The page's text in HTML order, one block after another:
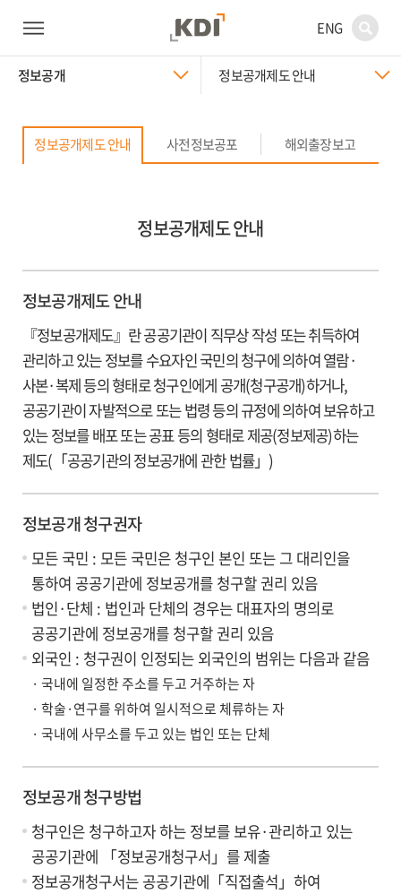
ENG
정보공개 정보공개제도 안내
정보공개제도 안내 사전정보공포 해외출장보고
정보공개제도 안내
정보공개제도 안내
『정보공개제도』란 공공기관이 직무상 작성 또는 취득하여
관리하고 있는 정보를 수요자인 국민의 청구에 의하여 열람·
사본·복제 등의 형태로 청구인에게 공개(청구공개)하거나,
공공기관이 자발적으로 또는 법령 등의 규정에 의하여 보유하고
있는 정보를 배포 또는 공표 등의 형태로 제공(정보제공)하는
제도(「공공기관의 정보공개에 관한 법률」)
정보공개 청구권자
모든 국민 : 모든 국민은 청구인 본인 또는 그 대리인을
통하여 공공기관에 정보공개를 청구할 권리 있음
법인·단체 : 법인과 단체의 경우는 대표자의 명의로
공공기관에 정보공개를 청구할 권리 있음
외국인 : 청구권이 인정되는 외국인의 범위는 다음과 같음
· 국내에 일정한 주소를 두고 거주하는 자
· 학술·연구를 위하여 일시적으로 체류하는 자
· 국내에 사무소를 두고 있는 법인 또는 단체
정보공개 청구방법
청구인은 청구하고자 하는 정보를 보유·관리하고 있는
공공기관에 「정보공개청구서」를 제출
정보공개청구서는 공공기관에「직접출석」하여